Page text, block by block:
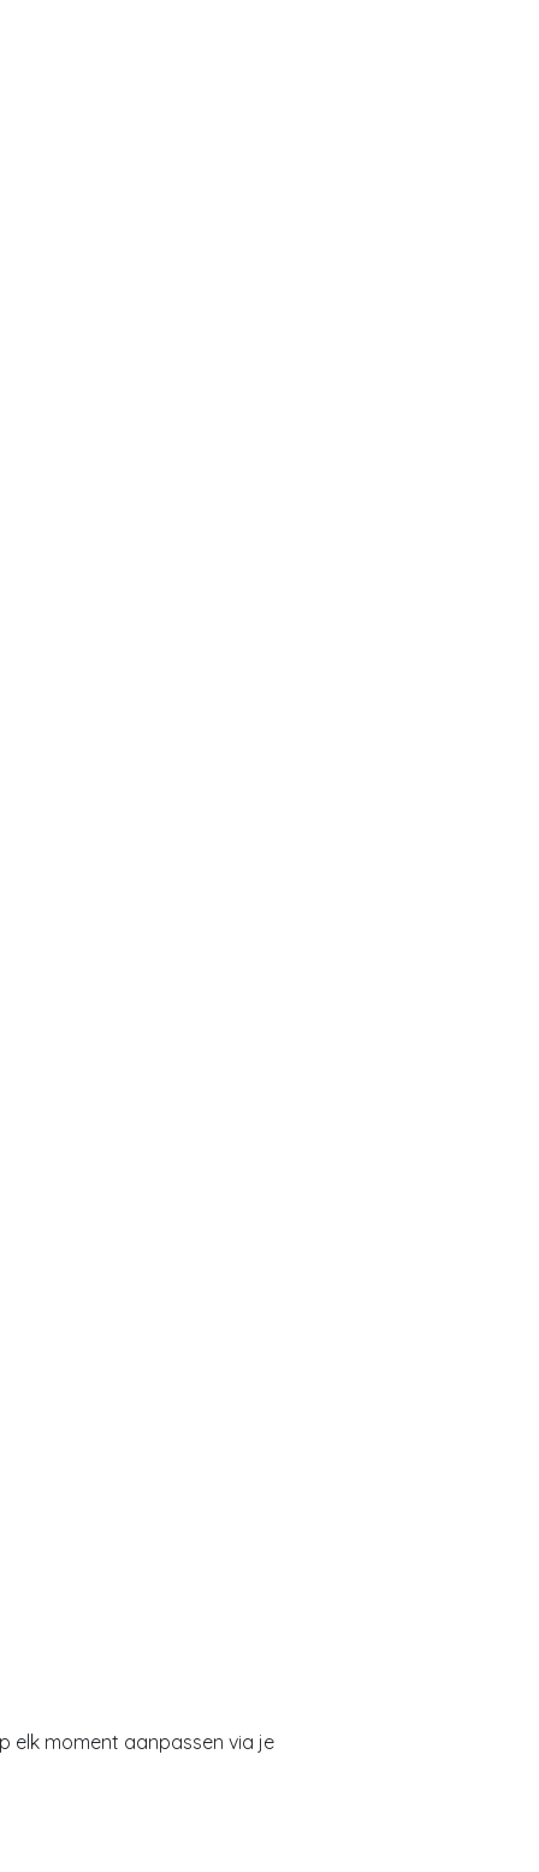
elk moment aanpassen via je